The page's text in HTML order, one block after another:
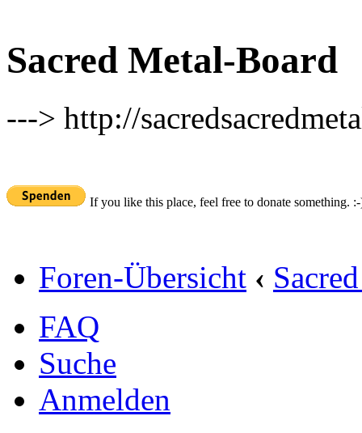
Sacred Metal-Board
---> http://
If you like this place, feel free to donate something.
Foren-Übersicht ‹
FAQ
Suche
Anmelden